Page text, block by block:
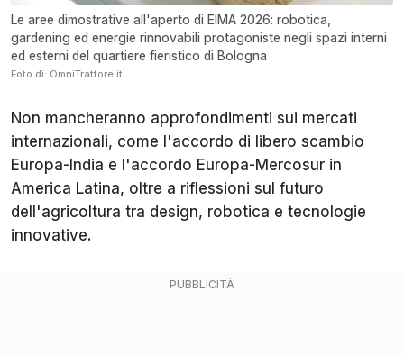
Le aree dimostrative all'aperto di EIMA 2026: robotica,
gardening ed energie rinnovabili protagoniste negli spazi interni
ed esterni del quartiere fieristico di Bologna
Foto di: OmniTrattore.it
Non mancheranno approfondimenti sui mercati
internazionali, come l'accordo di libero scambio
Europa-India e l'accordo Europa-Mercosur in
America Latina, oltre a riflessioni sul futuro
dell'agricoltura tra design, robotica e tecnologie
innovative.